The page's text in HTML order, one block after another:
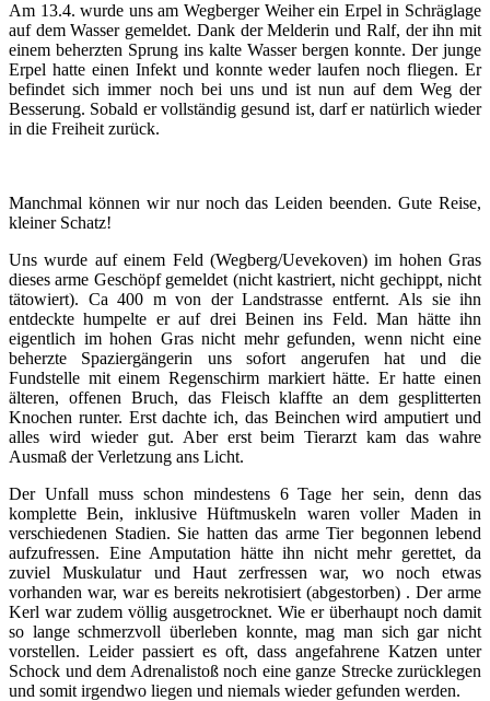
Am 13.4. wurde uns am Wegberger Weiher ein Erpel in Schräglage
auf dem Wasser gemeldet. Dank der Melderin und Ralf, der ihn mit
einem beherzten Sprung ins kalte Wasser bergen konnte. Der junge
Erpel hatte einen Infekt und konnte weder laufen noch fliegen. Er
befindet sich immer noch bei uns und ist nun auf dem Weg der
Besserung. Sobald er vollständig gesund ist, darf er natürlich wieder
in die Freiheit zurück.
Manchmal können wir nur noch das Leiden beenden.Gute Reise,
kleiner Schatz!
Uns wurde auf einem Feld (Wegberg/Uevekoven) im hohen Gras
dieses arme Geschöpf gemeldet (nicht kastriert, nicht gechippt, nicht
tätowiert). Ca 400 m von der Landstrasse entfernt. Als sie ihn
entdeckte humpelte er auf drei Beinen ins Feld.Man hätte ihn
eigentlich im hohen Gras nicht mehr gefunden, wenn nicht eine
beherzte Spaziergängerin uns sofort angerufen hat und die
Fundstelle mit einem Regenschirm markiert hätte. Er hatte einen
älteren, offenen Bruch, das Fleisch klaffte an dem gesplitterten
Knochen runter. Erst dachte ich, das Beinchen wird amputiert und
alles wird wieder gut. Aber erst beim Tierarzt kam das wahre
Ausmaß der Verletzung ans Licht.
Der Unfall muss schon mindestens 6 Tage her sein, denn das
komplette Bein, inklusive Hüftmuskeln waren voller Maden in
verschiedenen Stadien. Sie hatten das arme Tier begonnen lebend
aufzufressen. Eine Amputation hätte ihn nicht mehr gerettet, da
zuviel Muskulatur und Haut zerfressen war, wo noch etwas
vorhanden war, war es bereits nekrotisiert (abgestorben) . Der arme
Kerl war zudem völlig ausgetrocknet. Wie er überhaupt noch damit
so lange schmerzvoll überleben konnte, mag man sich gar nicht
vorstellen. Leider passiert es oft, dass angefahrene Katzen unter
Schock und dem Adrenalistoß noch eine ganze Strecke zurücklegen
und somit irgendwo liegen und niemals wieder gefunden werden.